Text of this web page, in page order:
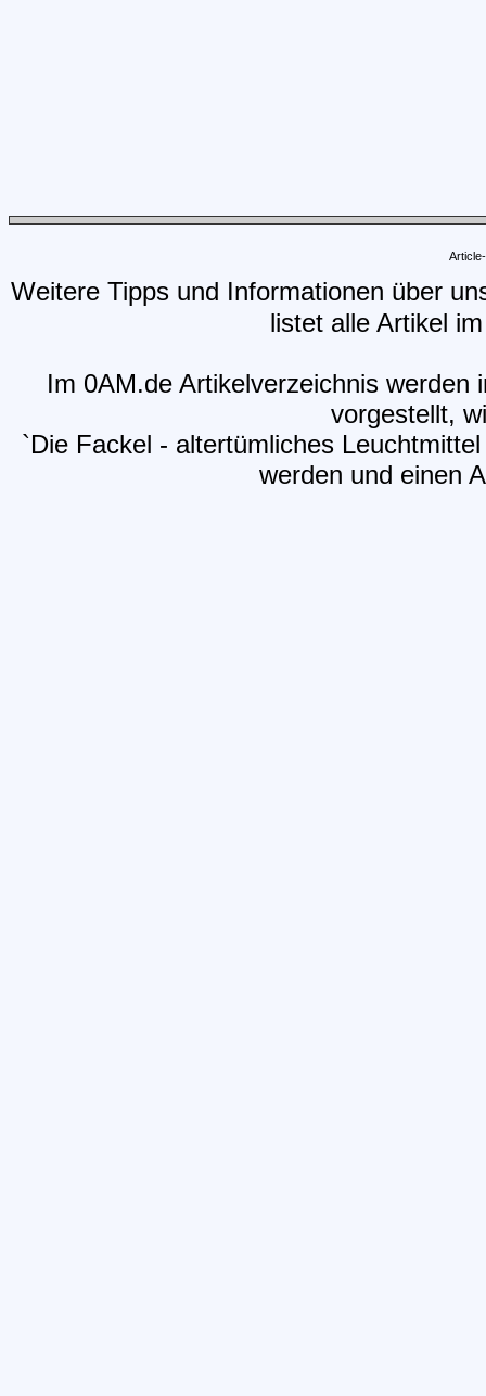
Weitere Tipps und Informationen über
listet alle Artikel
Im 0AM.de Artikelverzeichnis
vorgestellt,
`Die Fackel - altertümliches
werden und einen